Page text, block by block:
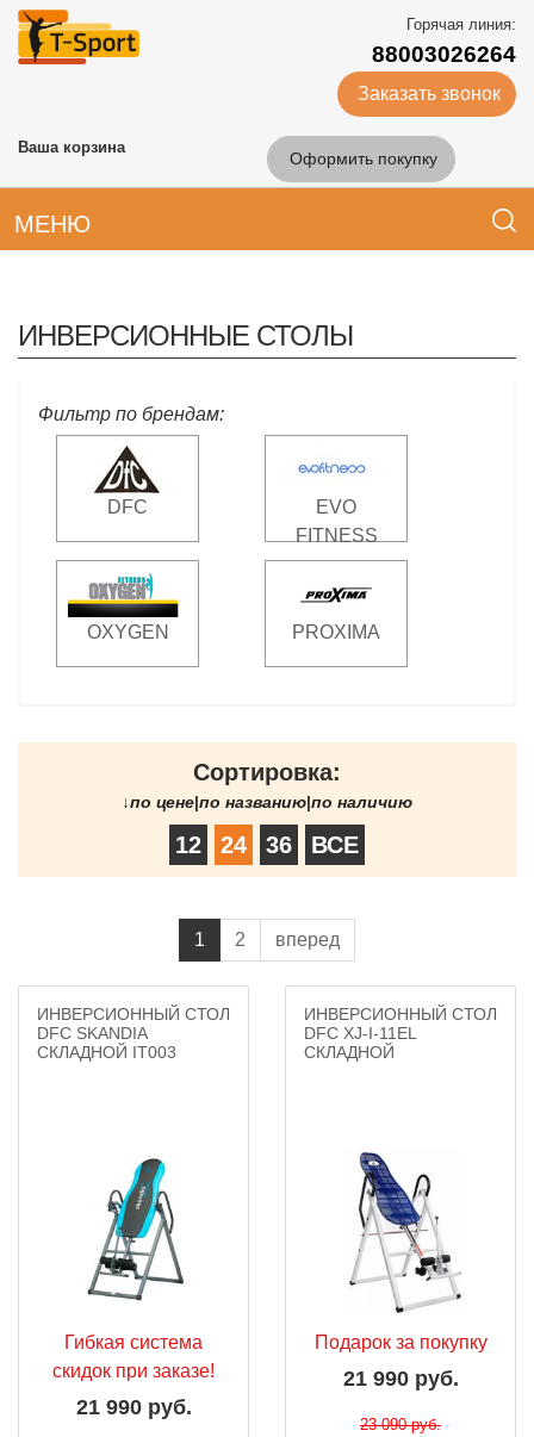
Горячая линия:
88003026264
Заказать звонок
Ваша корзина
Оформить покупку
МЕНЮ
ИНВЕРСИОННЫЕ СТОЛЫ
Фильтр по брендам:
DFC
EVO
FITNESS
OXYGEN PROXIMA
Сортировка:
↓по цене|по названию|по наличию
12 24 36 ВСЕ
1 2 вперед
ИНВЕРСИОННЫЙ СТОЛ
DFC SKANDIA
СКЛАДНОЙ IT003
Гибкая система
скидок при заказе!
21 990 руб.
ИНВЕРСИОННЫЙ СТОЛ
DFC XJ-I-11EL
СКЛАДНОЙ
Подарок за покупку
21 990 руб.
23 090 руб.